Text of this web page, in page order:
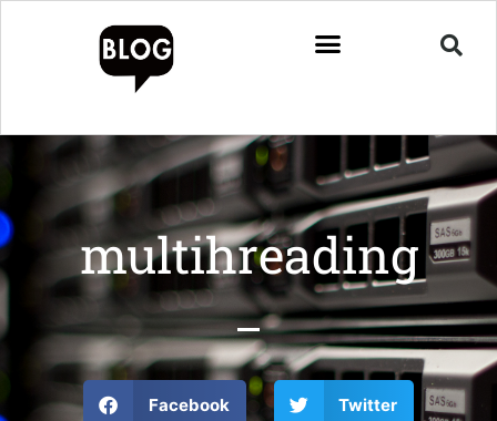
multihreading
Facebook Twitter